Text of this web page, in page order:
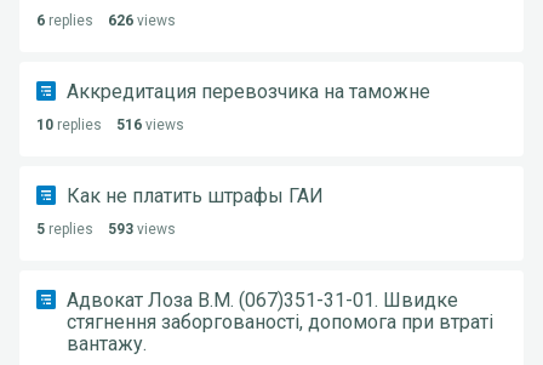
6 replies 626 views
Аккредитация перевозчика на таможне
10 replies 516 views
Как не платить штрафы ГАИ
5 replies 593 views
Адвокат Лоза В.М. (067)351-31-01. Швидке
стягнення заборгованості, допомога при втраті
вантажу.